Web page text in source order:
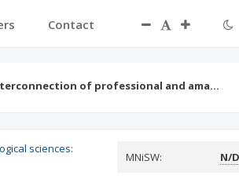
Contact
of professional and ama…
sciences:
MNiSW: N/D